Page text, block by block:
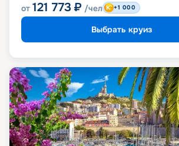
от 121 773 ₽ /чел +1 000
Выбрать круиз